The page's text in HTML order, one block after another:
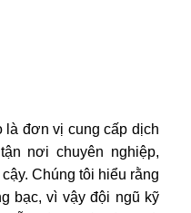
là đơn vị cung cấp dịch
nơi chuyên nghiệp,
Chúng tôi hiểu rằng
bạc, vì vậy đội ngũ kỹ